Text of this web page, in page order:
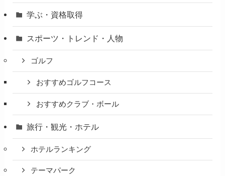
学ぶ・資格取得
スポーツ・トレンド・人物
ゴルフ
おすすめゴルフコース
おすすめクラブ・ボール
旅行・観光・ホテル
ホテルランキング
テーマパーク